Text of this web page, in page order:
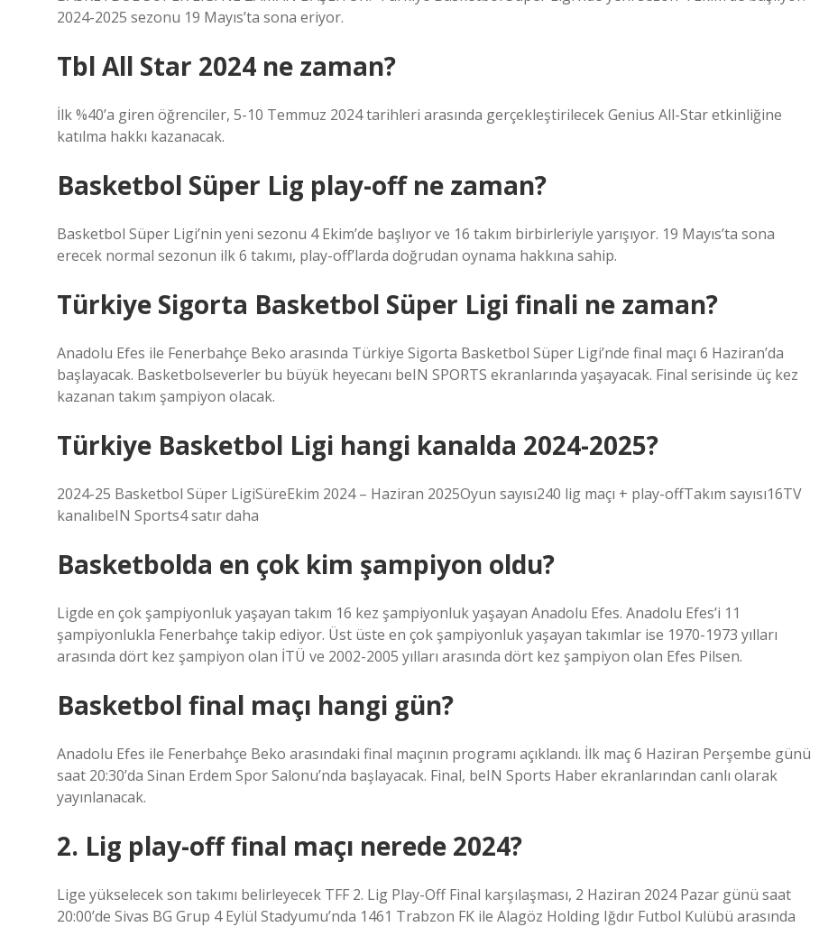
2024-2025 sezonu 19 Mayıs’ta sona eriyor.
Tbl All Star 2024 ne zaman?
İlk %40’a giren öğrenciler, 5-10 Temmuz 2024 tarihleri ​​arasında gerçekleştirilecek Genius All-Star etkinliğine
katılma hakkı kazanacak.
Basketbol Süper Lig play-off ne zaman?
Basketbol Süper Ligi’nin yeni sezonu 4 Ekim’de başlıyor ve 16 takım birbirleriyle yarışıyor. 19 Mayıs’ta sona
erecek normal sezonun ilk 6 takımı, play-off’larda doğrudan oynama hakkına sahip.
Türkiye Sigorta Basketbol Süper Ligi finali ne zaman?
Anadolu Efes ile Fenerbahçe Beko arasında Türkiye Sigorta Basketbol Süper Ligi’nde final maçı 6 Haziran’da
başlayacak. Basketbolseverler bu büyük heyecanı beIN SPORTS ekranlarında yaşayacak. Final serisinde üç kez
kazanan takım şampiyon olacak.
Türkiye Basketbol Ligi hangi kanalda 2024-2025?
2024-25 Basketbol Süper LigiSüreEkim 2024 – Haziran 2025Oyun sayısı240 lig maçı + play-offTakım sayısı16TV
kanalıbeIN Sports4 satır daha
Basketbolda en çok kim şampiyon oldu?
Ligde en çok şampiyonluk yaşayan takım 16 kez şampiyonluk yaşayan Anadolu Efes. Anadolu Efes’i 11
şampiyonlukla Fenerbahçe takip ediyor. Üst üste en çok şampiyonluk yaşayan takımlar ise 1970-1973 yılları
arasında dört kez şampiyon olan İTÜ ve 2002-2005 yılları arasında dört kez şampiyon olan Efes Pilsen.
Basketbol final maçı hangi gün?
Anadolu Efes ile Fenerbahçe Beko arasındaki final maçının programı açıklandı. İlk maç 6 Haziran Perşembe günü
saat 20:30’da Sinan Erdem Spor Salonu’nda başlayacak. Final, beIN Sports Haber ekranlarından canlı olarak
yayınlanacak.
2. Lig play-off final maçı nerede 2024?
Lige yükselecek son takımı belirleyecek TFF 2. Lig Play-Off Final karşılaşması, 2 Haziran 2024 Pazar günü saat
20:00’de Sivas BG Grup 4 Eylül Stadyumu’nda 1461 Trabzon FK ile Alagöz Holding Iğdır Futbol Kulübü arasında